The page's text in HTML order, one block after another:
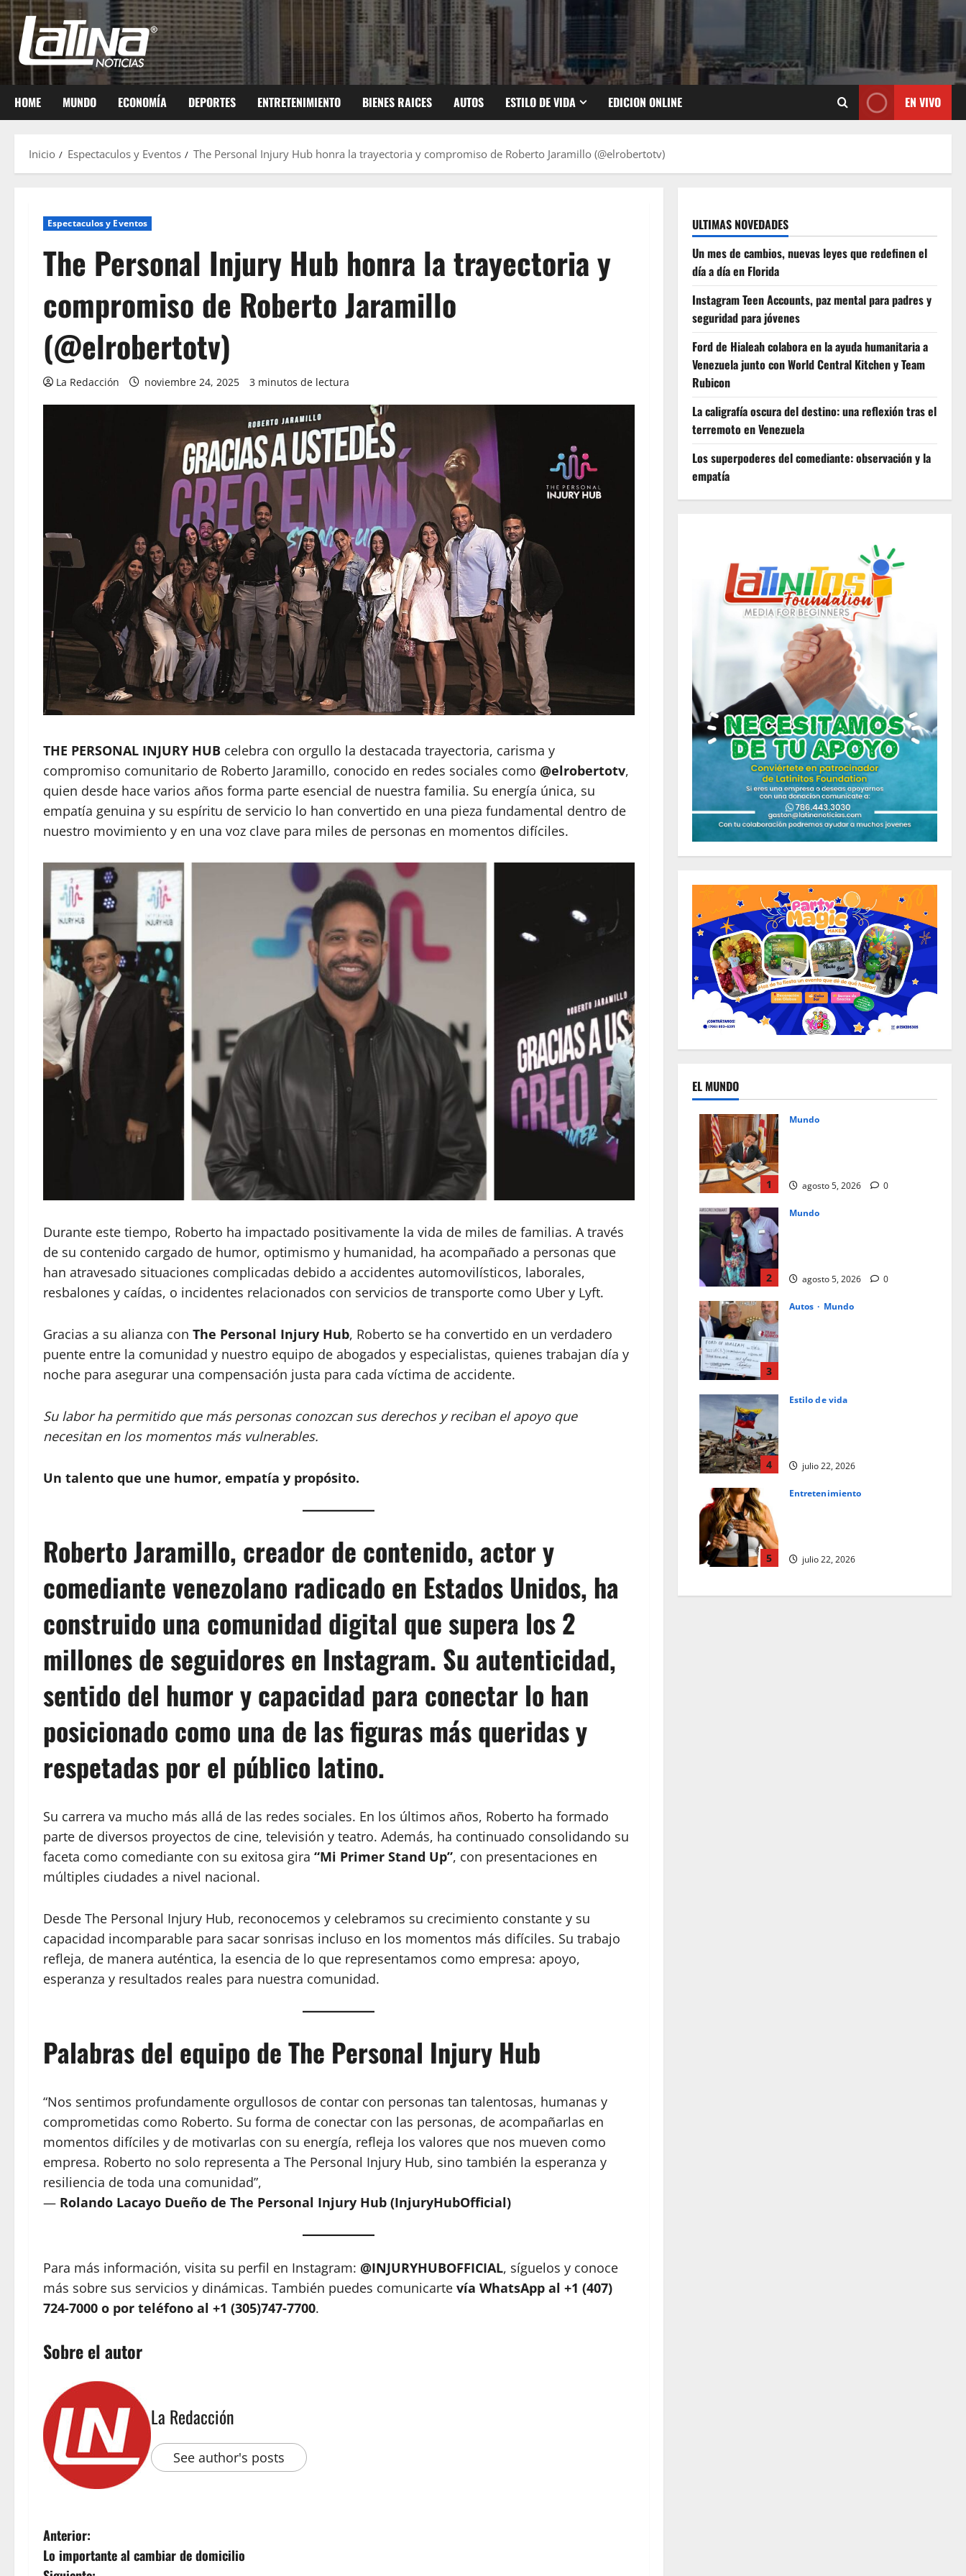
HOME MUNDO ECONOMÍA DEPORTES ENTRETENIMIENTO BIENES RAICES AUTOS ESTILO DE VIDA EDICION ONLINE EN VIVO
Inicio Espectaculos y Eventos The Personal Injury Hub honra la trayectoria y compromiso de Roberto Jaramillo (@elrobertotv)
Espectaculos y Eventos
The Personal Injury Hub honra la trayectoria y
compromiso de Roberto Jaramillo
(@elrobertotv)
La Redacción noviembre 24, 2025 3 minutos de lectura
THE PERSONAL INJURY HUB celebra con orgullo la destacada trayectoria, carisma y
compromiso comunitario de Roberto Jaramillo, conocido en redes sociales como @elrobertotv,
quien desde hace varios años forma parte esencial de nuestra familia. Su energía única, su
empatía genuina y su espíritu de servicio lo han convertido en una pieza fundamental dentro de
nuestro movimiento y en una voz clave para miles de personas en momentos difíciles.
Durante este tiempo, Roberto ha impactado positivamente la vida de miles de familias. A través
de su contenido cargado de humor, optimismo y humanidad, ha acompañado a personas que
han atravesado situaciones complicadas debido a accidentes automovilísticos, laborales,
resbalones y caídas, o incidentes relacionados con servicios de transporte como Uber y Lyft.
Gracias a su alianza con The Personal Injury Hub, Roberto se ha convertido en un verdadero
puente entre la comunidad y nuestro equipo de abogados y especialistas, quienes trabajan día y
noche para asegurar una compensación justa para cada víctima de accidente.
Su labor ha permitido que más personas conozcan sus derechos y reciban el apoyo que
necesitan en los momentos más vulnerables.
Un talento que une humor, empatía y propósito.
Roberto Jaramillo, creador de contenido, actor y
comediante venezolano radicado en Estados Unidos, ha
construido una comunidad digital que supera los 2
millones de seguidores en Instagram. Su autenticidad,
sentido del humor y capacidad para conectar lo han
posicionado como una de las figuras más queridas y
respetadas por el público latino.
Su carrera va mucho más allá de las redes sociales. En los últimos años, Roberto ha formado
parte de diversos proyectos de cine, televisión y teatro. Además, ha continuado consolidando su
faceta como comediante con su exitosa gira “Mi Primer Stand Up”, con presentaciones en
múltiples ciudades a nivel nacional.
Desde The Personal Injury Hub, reconocemos y celebramos su crecimiento constante y su
capacidad incomparable para sacar sonrisas incluso en los momentos más difíciles. Su trabajo
refleja, de manera auténtica, la esencia de lo que representamos como empresa: apoyo,
esperanza y resultados reales para nuestra comunidad.
Palabras del equipo de The Personal Injury Hub
“Nos sentimos profundamente orgullosos de contar con personas tan talentosas, humanas y
comprometidas como Roberto. Su forma de conectar con las personas, de acompañarlas en
momentos difíciles y de motivarlas con su energía, refleja los valores que nos mueven como
empresa. Roberto no solo representa a The Personal Injury Hub, sino también la esperanza y
resiliencia de toda una comunidad”,
— Rolando Lacayo Dueño de The Personal Injury Hub (InjuryHubOfficial)
Para más información, visita su perfil en Instagram: @INJURYHUBOFFICIAL, síguelos y conoce
más sobre sus servicios y dinámicas. También puedes comunicarte vía WhatsApp al +1 (407)
724-7000 o por teléfono al +1 (305)747-7700.
Sobre el autor
La Redacción
See author's posts
Anterior:
Lo importante al cambiar de domicilio
ULTIMAS NOVEDADES
Un mes de cambios, nuevas leyes que redefinen el
día a día en Florida
Instagram Teen Accounts, paz mental para padres y
seguridad para jóvenes
Ford de Hialeah colabora en la ayuda humanitaria a
Venezuela junto con World Central Kitchen y Team
Rubicon
La caligrafía oscura del destino: una reflexión tras el
terremoto en Venezuela
Los superpoderes del comediante: observación y la
empatía
EL MUNDO
1
Mundo
agosto 5, 2026 0
2
Mundo
agosto 5, 2026 0
3
Autos Mundo
julio 23, 2026
4
Estilo de vida
julio 22, 2026
5
Entretenimiento
julio 22, 2026